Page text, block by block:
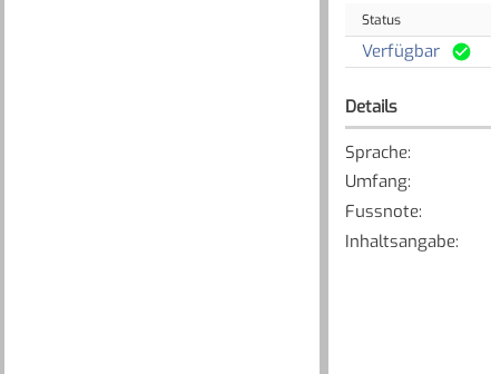
Status
Verfügbar
Details
Sprache:
Umfang:
Fussnote:
Inhaltsangabe: